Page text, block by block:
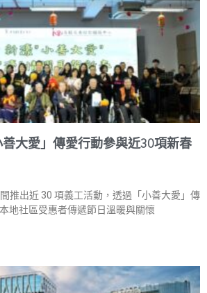
大愛」傳愛行動參與近30項新春
推出近 30 項義工活動，透過「小善大愛」傳
地社區受惠者傳遞節日溫暖與關懷